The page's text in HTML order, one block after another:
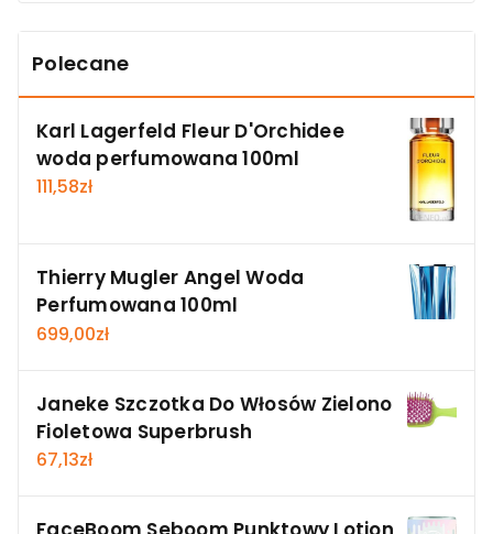
Polecane
Karl Lagerfeld Fleur D'Orchidee
woda perfumowana 100ml
111,58zł
Thierry Mugler Angel Woda
Perfumowana 100ml
699,00zł
Janeke Szczotka Do Włosów Zielono
Fioletowa Superbrush
67,13zł